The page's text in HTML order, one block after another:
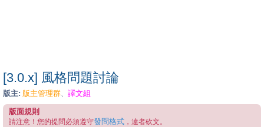
[3.0.x] 風格問題討論
版主: 版主管理群、 譯文組
版面規則
請注意！您的提問必須遵守發問格式 ，違者砍文。